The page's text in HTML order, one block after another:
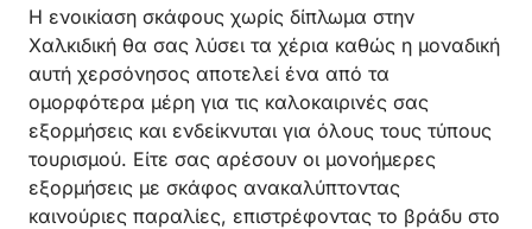
Η ενοικίαση σκάφους χωρίς δίπλωμα στην
Χαλκιδική θα σας λύσει τα χέρια καθώς η μοναδική
αυτή χερσόνησος αποτελεί ένα από τα
ομορφότερα μέρη για τις καλοκαιρινές σας
εξορμήσεις και ενδείκνυται για όλους τους τύπους
τουρισμού. Είτε σας αρέσουν οι μονοήμερες
εξορμήσεις με σκάφος ανακαλύπτοντας
καινούριες παραλίες, επιστρέφοντας το βράδυ στο